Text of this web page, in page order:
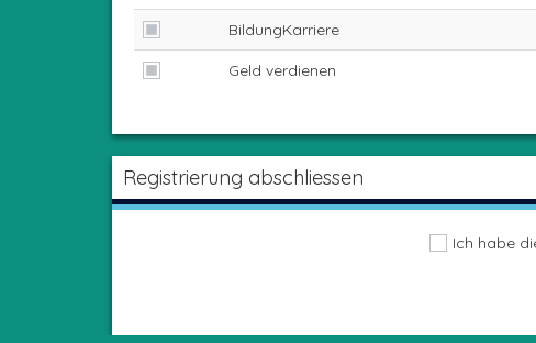
BildungKarriere
Geld verdienen
Registrierung abschliessen
Ich habe